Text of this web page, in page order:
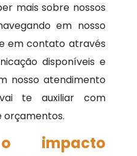
mais sobre nossos
em nosso
em contato através
disponíveis e
nosso atendimento
te auxiliar com
orçamentos.
impacto